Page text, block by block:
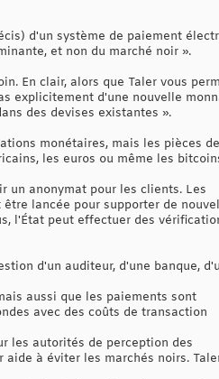
d'un système de paiement
et non du marché noir ».
En clair, alors que Taler vous
explicitement d'une nouvelle
des devises existantes ».
monétaires, mais les pièces de
les euros ou même les
un anonymat pour les clients. Les
lancée pour supporter de
l'État peut effectuer des
d'un auditeur, d'une banque,
aussi que les paiements sont
avec des coûts de transaction
les autorités de perception des
à éviter les marchés noirs.